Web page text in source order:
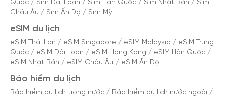
Quốc / Sim Đài Loan / Sim Hàn Quốc / Sim Nhật Bản / Sim
Châu Âu / Sim Ấn Độ / Sim Mỹ
eSIM du lịch
eSIM Thái Lan / eSIM Singapore / eSIM Malaysia / eSIM Trung
Quốc / eSIM Đài Loan / eSIM Hong Kong / eSIM Hàn Quốc /
eSIM Nhật Bản / eSIM Châu Âu / eSIM Ấn Độ
Bảo hiểm du lịch
Bảo hiểm du lịch trong nước / Bảo hiểm du lịch nước ngoài /